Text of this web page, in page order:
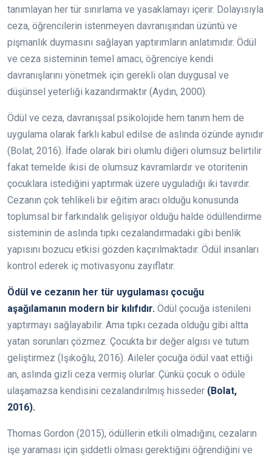
tanımlayan her tür sınırlama ve yasaklamayı içerir. Dolayısıyla
ceza, öğrencilerin istenmeyen davranışından üzüntü ve
pişmanlık duymasını sağlayan yaptırımların anlatımıdır. Ödül
ve ceza sisteminin temel amacı, öğrenciye kendi
davranışlarını yönetmek için gerekli olan duygusal ve
düşünsel yeterliği kazandırmaktır (Aydın, 2000).
Ödül ve ceza, davranışsal psikolojide hem tanım hem de
uygulama olarak farklı kabul edilse de aslında özünde aynıdır
(Bolat, 2016). İfade olarak biri olumlu diğeri olumsuz belirtilir
fakat temelde ikisi de olumsuz kavramlardır ve otoritenin
çocuklara istediğini yaptırmak üzere uyguladığı iki tavırdır.
Cezanın çok tehlikeli bir eğitim aracı olduğu konusunda
toplumsal bir farkındalık gelişiyor olduğu halde ödüllendirme
sisteminin de aslında tıpkı cezalandırmadaki gibi benlik
yapısını bozucu etkisi gözden kaçırılmaktadır. Ödül insanları
kontrol ederek iç motivasyonu zayıflatır.
Ödül ve cezanın her tür uygulaması çocuğu
aşağılamanın modern bir kılıfıdır. Ödül çocuğa istenileni
yaptırmayı sağlayabilir. Ama tıpkı cezada olduğu gibi altta
yatan sorunları çözmez. Çocukta bir değer algısı ve tutum
geliştirmez (Işıkoğlu, 2016). Aileler çocuğa ödül vaat ettiği
an, aslında gizli ceza vermiş olurlar. Çünkü çocuk o ödüle
ulaşamazsa kendisini cezalandırılmış hisseder (Bolat,
2016).
Thomas Gordon (2015), ödüllerin etkili olmadığını, cezaların
işe yaraması için şiddetli olması gerektiğini öğrendiğini ve